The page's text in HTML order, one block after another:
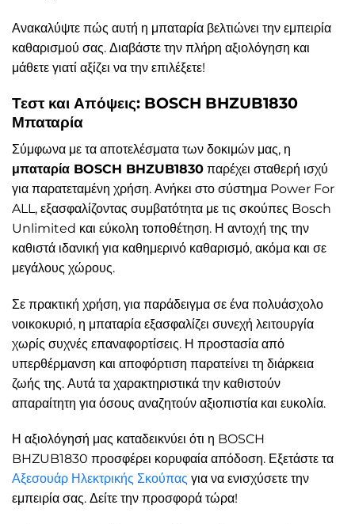
Ανακαλύψτε πώς αυτή η μπαταρία βελτιώνει την εμπειρία
καθαρισμού σας. Διαβάστε την πλήρη αξιολόγηση και
μάθετε γιατί αξίζει να την επιλέξετε!
Τεστ και Απόψεις: BOSCH BHZUB1830
Μπαταρία
Σύμφωνα με τα αποτελέσματα των δοκιμών μας, η
μπαταρία BOSCH BHZUB1830 παρέχει σταθερή ισχύ
για παρατεταμένη χρήση. Ανήκει στο σύστημα Power For
ALL, εξασφαλίζοντας συμβατότητα με τις σκούπες Bosch
Unlimited και εύκολη τοποθέτηση. Η αντοχή της την
καθιστά ιδανική για καθημερινό καθαρισμό, ακόμα και σε
μεγάλους χώρους.
Σε πρακτική χρήση, για παράδειγμα σε ένα πολυάσχολο
νοικοκυριό, η μπαταρία εξασφαλίζει συνεχή λειτουργία
χωρίς συχνές επαναφορτίσεις. Η προστασία από
υπερθέρμανση και αποφόρτιση παρατείνει τη διάρκεια
ζωής της. Αυτά τα χαρακτηριστικά την καθιστούν
απαραίτητη για όσους αναζητούν αξιοπιστία και ευκολία.
Η αξιολόγησή μας καταδεικνύει ότι η BOSCH
BHZUB1830 προσφέρει κορυφαία απόδοση. Εξετάστε τα
Αξεσουάρ Ηλεκτρικής Σκούπας για να ενισχύσετε την
εμπειρία σας. Δείτε την προσφορά τώρα!